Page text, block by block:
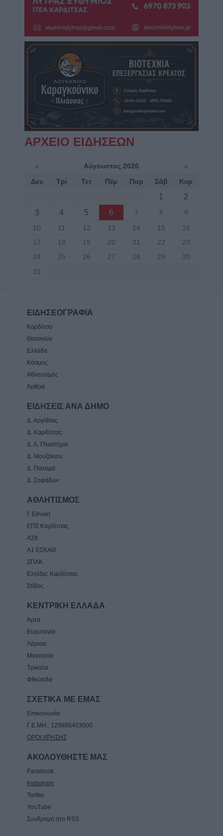
ΑΡΧΕΙΟ ΕΙΔΗΣΕΩΝ
« Αύγουστος 2026 »
Δευ Τρί Τετ Πέμ Παρ Σάβ Κυρ
1
2
3
4 5 6 7 8
9
10
11 12 13 14 15
16
17
18 19 20 21 22
23
24
25 26 27 28 29
30
31
ΕΙΔΗΣΕΟΓΡΑΦΙΑ
Καρδίτσα
Θεσσαλία
Ελλάδα
Κόσμος
Αθλητισμός
Άρθρα
ΕΙΔΗΣΕΙΣ ΑΝΑ ΔΗΜΟ
Δ. Αργιθέας
Δ. Καρδίτσας
Δ. Λ. Πλαστήρα
Δ. Μουζάκιου
Δ. Παλαμά
Δ. Σοφάδων
ΑΘΛΗΤΙΣΜΟΣ
Γ Εθνική
ΕΠΣ Καρδίτσας
ΑΣΚ
Α1 ΕΣΚΑΘ
ΣΠΑΚ
Ελπίδες Καρδίτσας
Στίβος
ΚΕΝΤΡΙΚΗ ΕΛΛΑΔΑ
Άρτα
Ευρυτανία
Λάρισα
Μαγνησία
Τρίκαλα
Φθιώτιδα
ΣΧΕΤΙΚΑ ΜΕ ΕΜΑΣ
Επικοινωνία
Γ.Ε.ΜΗ.: 129895403000
ΟΡΟΙ ΧΡΗΣΗΣ
ΑΚΟΛΟΥΘΗΣΤΕ ΜΑΣ
Facebook
Instagram
Twitter
YouTube
Συνδρομή στο RSS